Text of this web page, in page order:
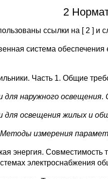
2
ссылки на [ 2 ] и
система
Часть 1. Общие
наружного освещения.
для освещения жилых и
измерения
энергия. Совместимость
электроснабжения